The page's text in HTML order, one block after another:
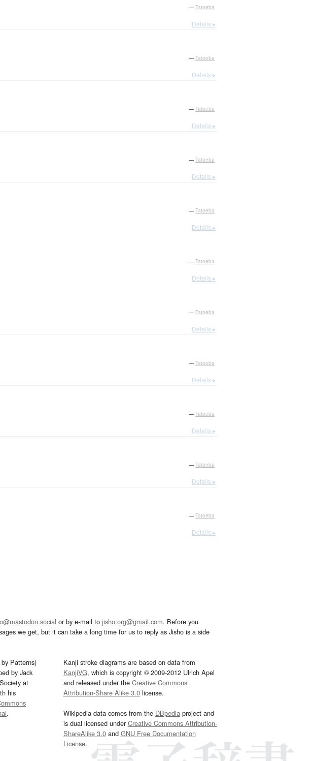
— Tatoeba
Details ▸
— Tatoeba
Details ▸
— Tatoeba
Details ▸
— Tatoeba
Details ▸
— Tatoeba
Details ▸
— Tatoeba
Details ▸
— Tatoeba
Details ▸
— Tatoeba
Details ▸
— Tatoeba
Details ▸
— Tatoeba
Details ▸
— Tatoeba
Details ▸
or by e-mail to jisho.org@gmail.com. Before you
we get, but it can take a long time for us to reply as Jisho is a side
Patterns)
by Jack
at
his
.
Kanji stroke diagrams are based on data from
KanjiVG, which is copyright © 2009-2012 Ulrich Apel
and released under the Creative Commons
Attribution-Share Alike 3.0license.
Wikipedia data comes from the DBpediaproject and
is dual licensed underCreative Commons Attribution-
ShareAlike 3.0and GNU Free Documentation
License.